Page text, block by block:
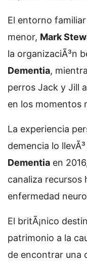
El entorno
menor, Mark
la organizaciÃ³n
Dementia,
perros Jack y Jill
en los momentos
La experiencia
demencia lo
Dementia en
canaliza recursos
enfermedad
El britÃ¡nico
patrimonio a la
de encontrar una